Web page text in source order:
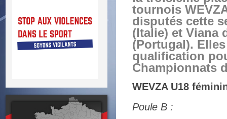
>
tournois
disputés cette
(Italie) et Viana
(Portugal).
qualification
Championnats
WEVZA U18
Poule B :